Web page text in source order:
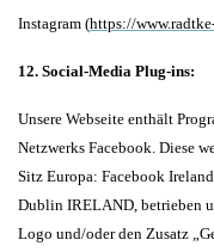
Instagram (https://
12. Social-Media Plug-ins:
Unsere Webseite enthält
Netzwerks Facebook. Diese
Sitz Europa: Facebook
Dublin IRELAND, betrieben
Logo und/oder den Zusatz